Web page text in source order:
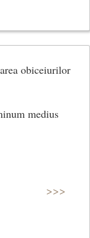
obiceiurilor
medius
>>>